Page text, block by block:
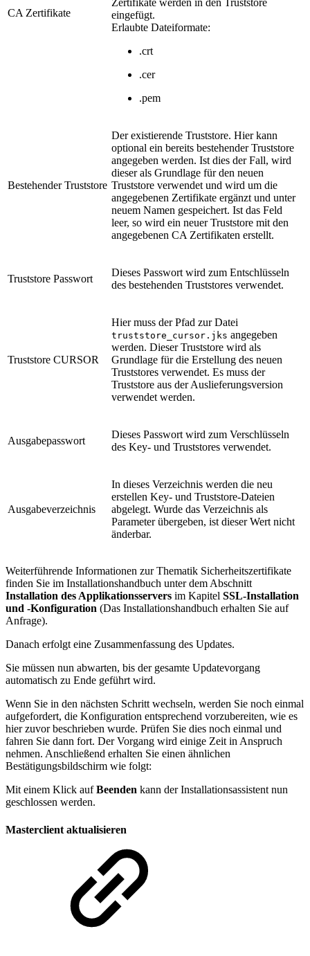
CA Zertifikate
Zertifikate werden in den Truststore
eingefügt.
Erlaubte Dateiformate:
.crt
.cer
.pem
Bestehender Truststore
Der existierende Truststore. Hier kann
optional ein bereits bestehender Truststore
angegeben werden. Ist dies der Fall, wird
dieser als Grundlage für den neuen
Truststore verwendet und wird um die
angegebenen Zertifikate ergänzt und unter
neuem Namen gespeichert. Ist das Feld
leer, so wird ein neuer Truststore mit den
angegebenen CA Zertifikaten erstellt.
Truststore Passwort
Dieses Passwort wird zum Entschlüsseln
des bestehenden Truststores verwendet.
Truststore CURSOR
Hier muss der Pfad zur Datei
truststore_cursor.jks angegeben
werden. Dieser Truststore wird als
Grundlage für die Erstellung des neuen
Truststores verwendet. Es muss der
Truststore aus der Auslieferungsversion
verwendet werden.
Ausgabepasswort
Dieses Passwort wird zum Verschlüsseln
des Key- und Truststores verwendet.
Ausgabeverzeichnis
In dieses Verzeichnis werden die neu
erstellen Key- und Truststore-Dateien
abgelegt. Wurde das Verzeichnis als
Parameter übergeben, ist dieser Wert nicht
änderbar.
Weiterführende Informationen zur Thematik Sicherheitszertifikate
finden Sie im Installationshandbuch unter dem Abschnitt
Installation des Applikationsservers im Kapitel SSL-Installation
und -Konfiguration (Das Installationshandbuch erhalten Sie auf
Anfrage).
Danach erfolgt eine Zusammenfassung des Updates.
Sie müssen nun abwarten, bis der gesamte Updatevorgang
automatisch zu Ende geführt wird.
Wenn Sie in den nächsten Schritt wechseln, werden Sie noch einmal
aufgefordert, die Konfiguration entsprechend vorzubereiten, wie es
hier zuvor beschrieben wurde. Prüfen Sie dies noch einmal und
fahren Sie dann fort. Der Vorgang wird einige Zeit in Anspruch
nehmen. Anschließend erhalten Sie einen ähnlichen
Bestätigungsbildschirm wie folgt:
Mit einem Klick aufBeenden kann der Installationsassistent nun
geschlossen werden.
Masterclient aktualisieren